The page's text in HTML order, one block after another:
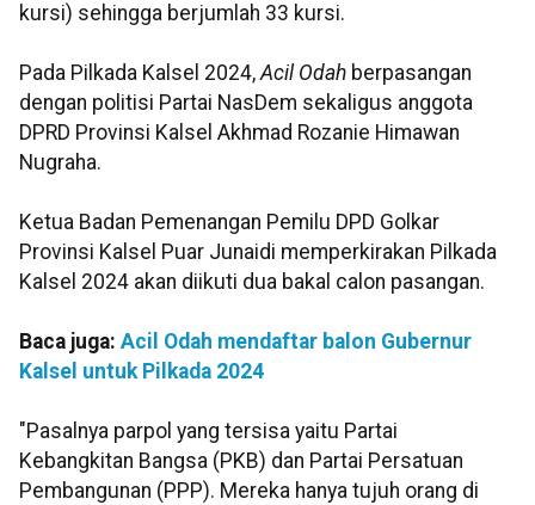
kursi) sehingga berjumlah 33 kursi.
Pada Pilkada Kalsel 2024,Acil Odah berpasangan
dengan politisi Partai NasDem sekaligus anggota
DPRD Provinsi Kalsel Akhmad Rozanie Himawan
Nugraha.
Ketua Badan Pemenangan Pemilu DPD Golkar
Provinsi Kalsel Puar Junaidi memperkirakan Pilkada
Kalsel 2024 akan diikuti dua bakal calon pasangan.
Baca juga: Acil Odah mendaftar balon Gubernur
Kalsel untuk Pilkada 2024
"Pasalnya parpol yang tersisa yaitu Partai
Kebangkitan Bangsa (PKB) dan Partai Persatuan
Pembangunan (PPP). Mereka hanya tujuh orang di